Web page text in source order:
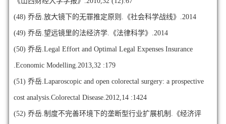
(48) 乔岳.放大镜下的无罪推定原则.《社会科学战线》.2014
(49) 乔岳.望远镜里的法经济学.《法律科学》.2014
(50) 乔岳.Legal Effort and Optimal Legal Expenses Insurance
.Economic Modelling.2013,32 :179
(51) 乔岳.Laparoscopic and open colorectal surgery: a prospective
cost analysis.Colorectal Disease.2012,14 :1424
(52) 乔岳.制度不完善环境下的垄断型行业扩展机制.《经济评